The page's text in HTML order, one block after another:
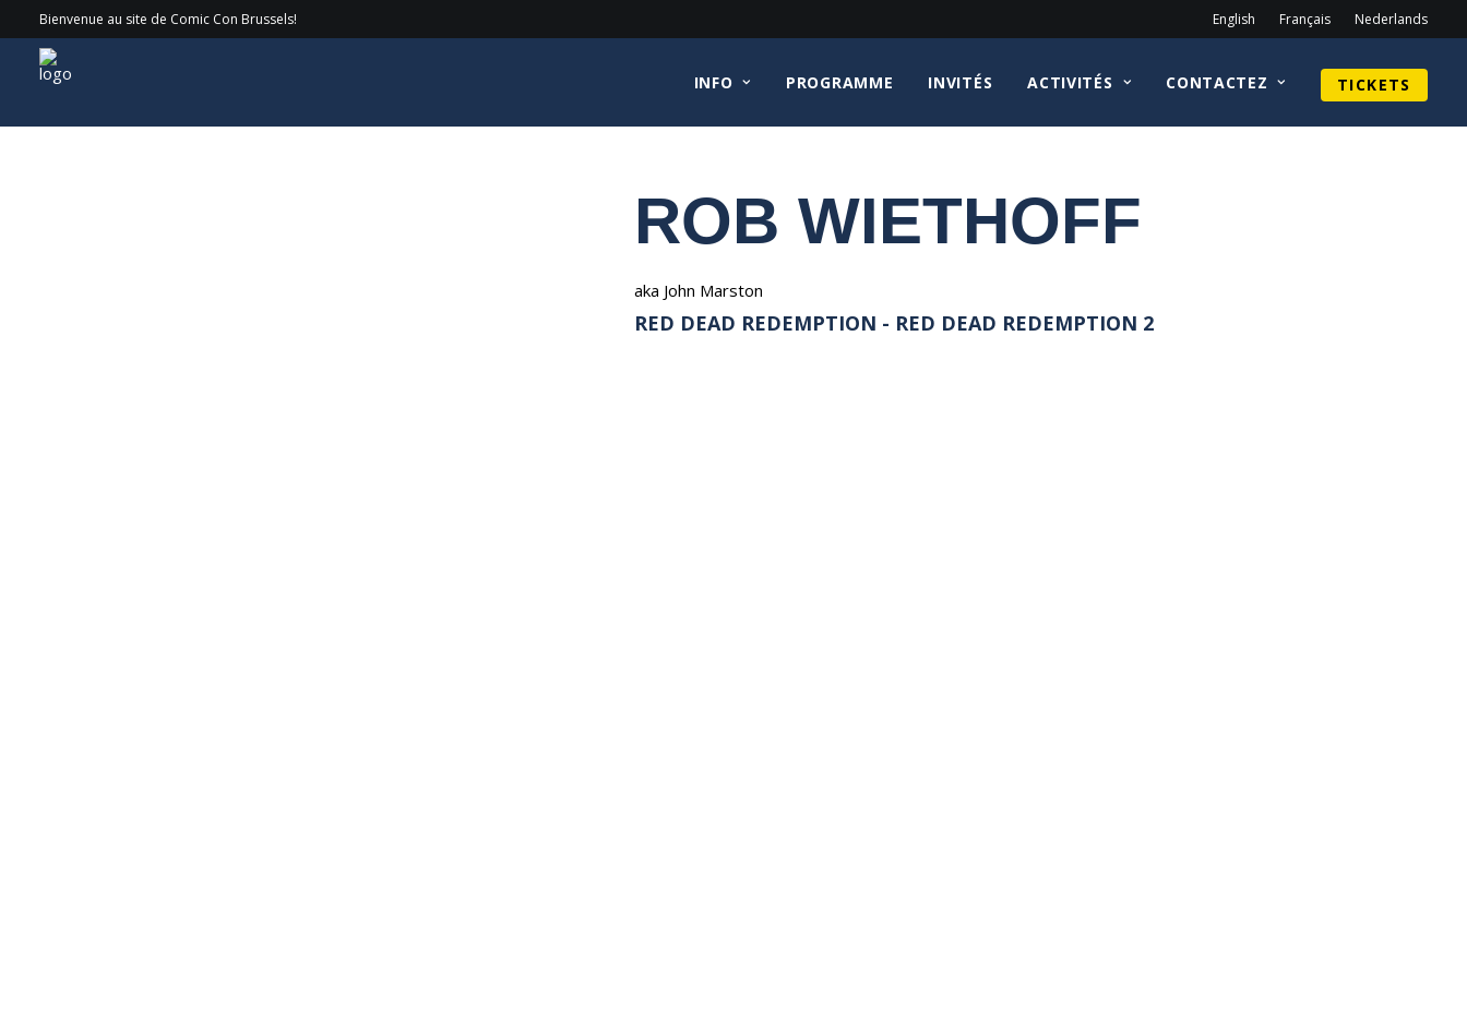
Bienvenue au site de Comic Con Brussels! English Français Nederlands
INFO PROGRAMME INVITÉS ACTIVITÉS CONTACTEZ TICKETS
Invités
ROB WIETHOFF
aka John Marston
RED DEAD REDEMPTION - RED DEAD REDEMPTION 2